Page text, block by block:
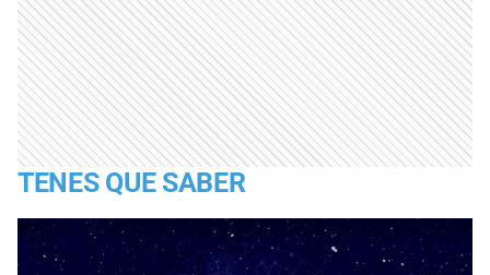
TENES QUE SABER